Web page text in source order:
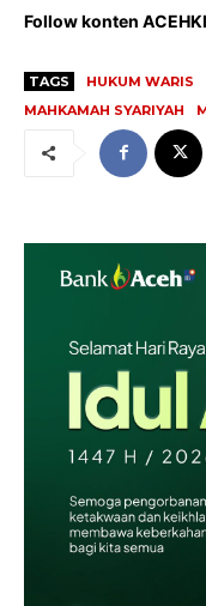
Aset
Indeks Artikel
Follow konten
TAGS HUKUM WARIS
MAHKAMAH SYARIYAH